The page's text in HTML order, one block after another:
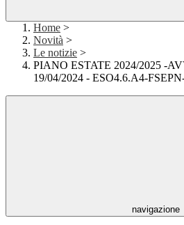
Home >
Novità >
Le notizie >
PIANO ESTATE 2024/2025 -
19/04/2024 - ESO4.6.A4-
navigazione